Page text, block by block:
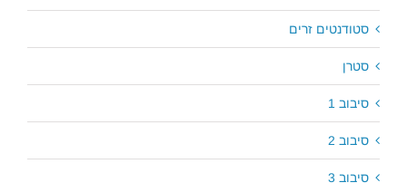
סטודנטים זרים
סטרן
סיבוב 1
סיבוב 2
סיבוב 3